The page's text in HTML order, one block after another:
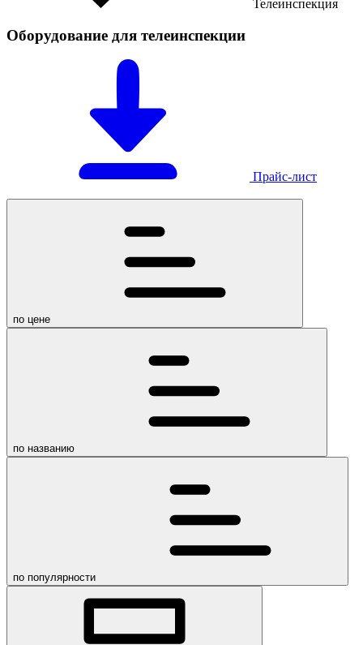
Телеинспекция
Оборудование для телеинспекции
Прайс-лист
по цене
по названию
по популярности